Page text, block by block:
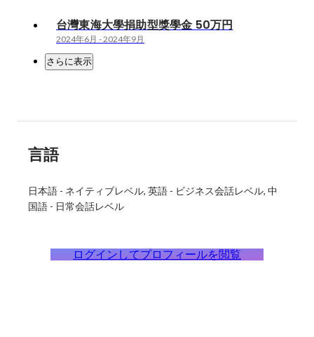
台灣東海大學捐助型獎學金 50万円
2024年6月 -2024年9月
さらに表示
言語
日本語 - ネイティブレベル 英語 - ビジネス会話レベル 中
国語 - 日常会話レベル
ログインしてプロフィールを閲覧